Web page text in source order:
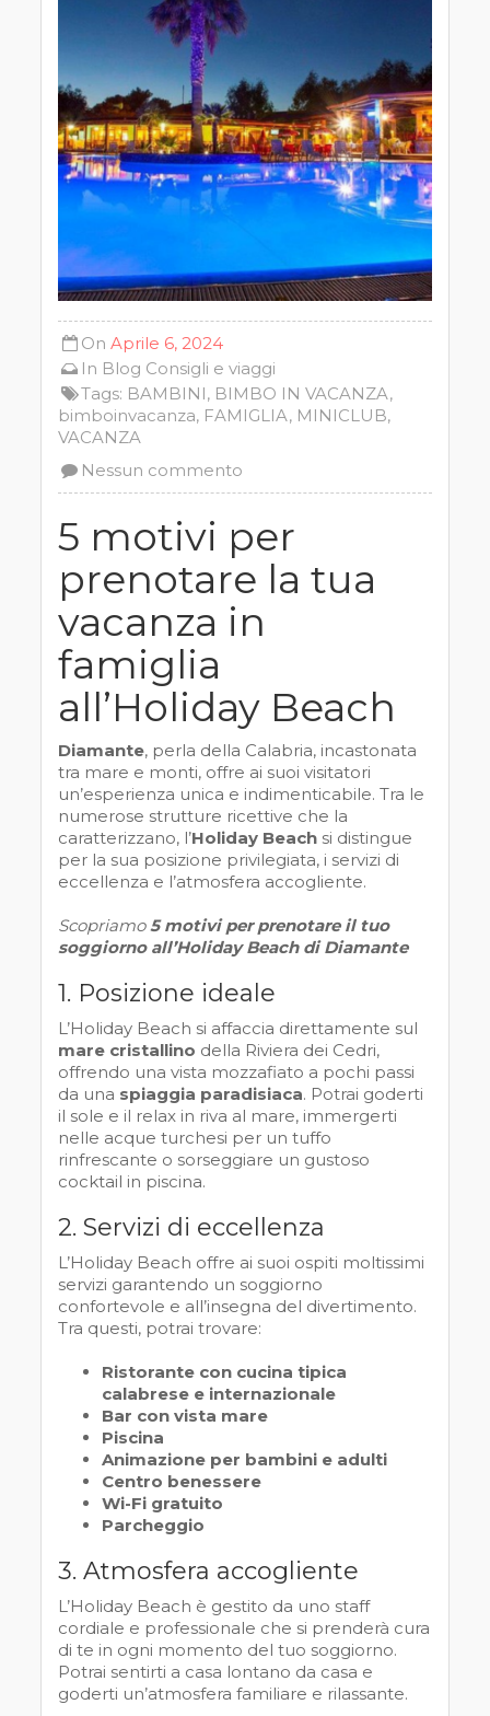
OnAprile 6, 2024
In Blog Consigli e viaggi
Tags: BAMBINI, BIMBO IN VACANZA,
bimboinvacanza, FAMIGLIA, MINICLUB,
VACANZA
Nessun commento
5 motivi per
prenotare la tua
vacanza in
famiglia
all’Holiday Beach
Diamante, perla della Calabria, incastonata
tra mare e monti, offre ai suoi visitatori
un’esperienza unica e indimenticabile. Tra le
numerose strutture ricettive che la
caratterizzano, l’Holiday Beach si distingue
per la sua posizione privilegiata, i servizi di
eccellenza e l’atmosfera accogliente.
Scopriamo5 motivi per prenotare il tuo
soggiorno all’Holiday Beach di Diamante
1. Posizione ideale
L’Holiday Beach si affaccia direttamente sul
mare cristallino della Riviera dei Cedri,
offrendo una vista mozzafiato a pochi passi
da una spiaggia paradisiaca. Potrai goderti
il sole e il relax in riva al mare, immergerti
nelle acque turchesi per un tuffo
rinfrescante o sorseggiare un gustoso
cocktail in piscina.
2. Servizi di eccellenza
L’Holiday Beach offre ai suoi ospiti moltissimi
servizi garantendo un soggiorno
confortevole e all’insegna del divertimento.
Tra questi, potrai trovare:
Ristorante con cucina tipica
calabrese e internazionale
Bar con vista mare
Piscina
Animazione per bambini e adulti
Centro benessere
Wi-Fi gratuito
Parcheggio
3. Atmosfera accogliente
L’Holiday Beach è gestito da uno staff
cordiale e professionale che si prenderà cura
di te in ogni momento del tuo soggiorno.
Potrai sentirti a casa lontano da casa e
goderti un’atmosfera familiare e rilassante.